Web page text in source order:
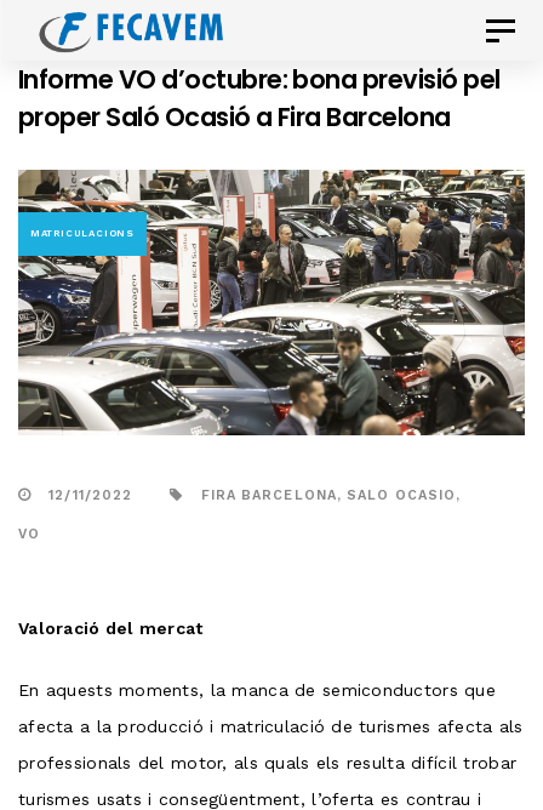
Skip
links
primary
navigation
content
Toggle
Informe VO d’octubre: bona previsió pel
proper Saló Ocasió a Fira Barcelona
MATRICULACIONS
12/11/2022 FIRA BARCELONA, SALO OCASIO ,
VO
Valoració del mercat
En aquests moments, la manca de semiconductors que
afecta a la producció i matriculació de turismes afecta als
professionals del motor, als quals els resulta difícil trobar
turismes usats i consegüentment, l’oferta es contrau i